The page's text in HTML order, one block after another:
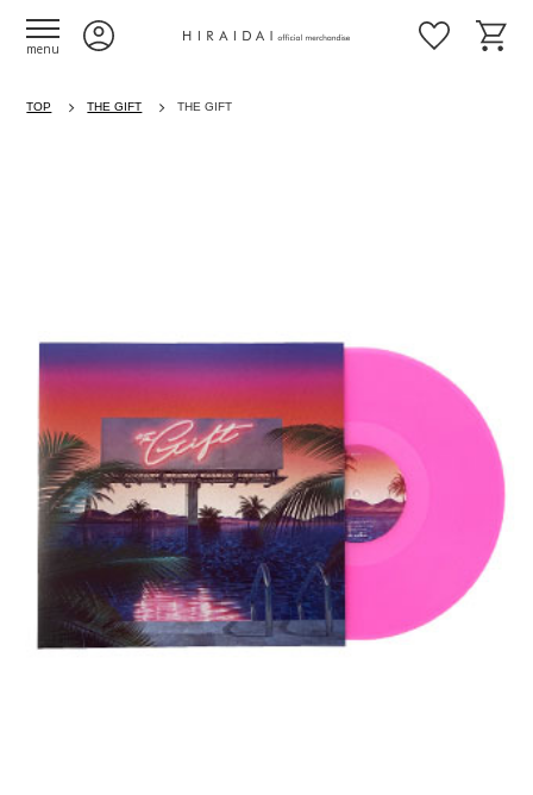
menu
TOP THE GIFT THE GIFT